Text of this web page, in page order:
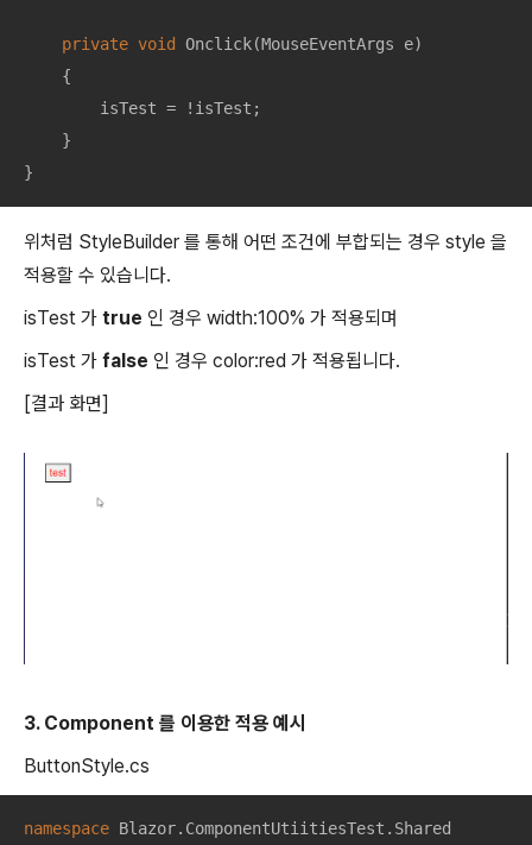
private void Onclick(MouseEventArgs e)
    {
        isTest = !isTest;
    }
}
위처럼 StyleBuilder 를 통해 어떤 조건에 부합되는 경우 style 을
적용할 수 있습니다.
isTest 가 true 인 경우 width:100% 가 적용되며
isTest 가 false 인 경우 color:red 가 적용됩니다.
[결과 화면]
3. Component 를 이용한 적용 예시
ButtonStyle.cs
namespace Blazor.ComponentUtiitiesTest.Shared